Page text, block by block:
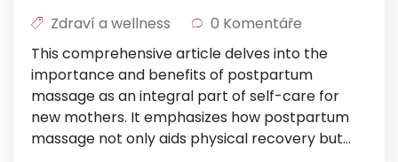
Zdraví a wellness
0 Komentáře
This comprehensive article delves into the
importance and benefits of postpartum
massage as an integral part of self-care for
new mothers. It emphasizes how postpartum
massage not only aids physical recovery but